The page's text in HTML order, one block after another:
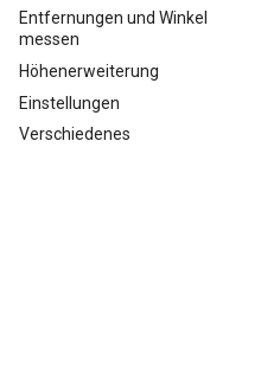
Entfernungen und Winkel
messen
Höhenerweiterung
Einstellungen
Verschiedenes